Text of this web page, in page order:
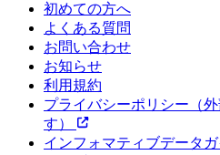
初めての方へ
よくある質問
お問い合わせ
お知らせ
利用規約
プライバシーポリシー （
す）
インフォマティブデータ